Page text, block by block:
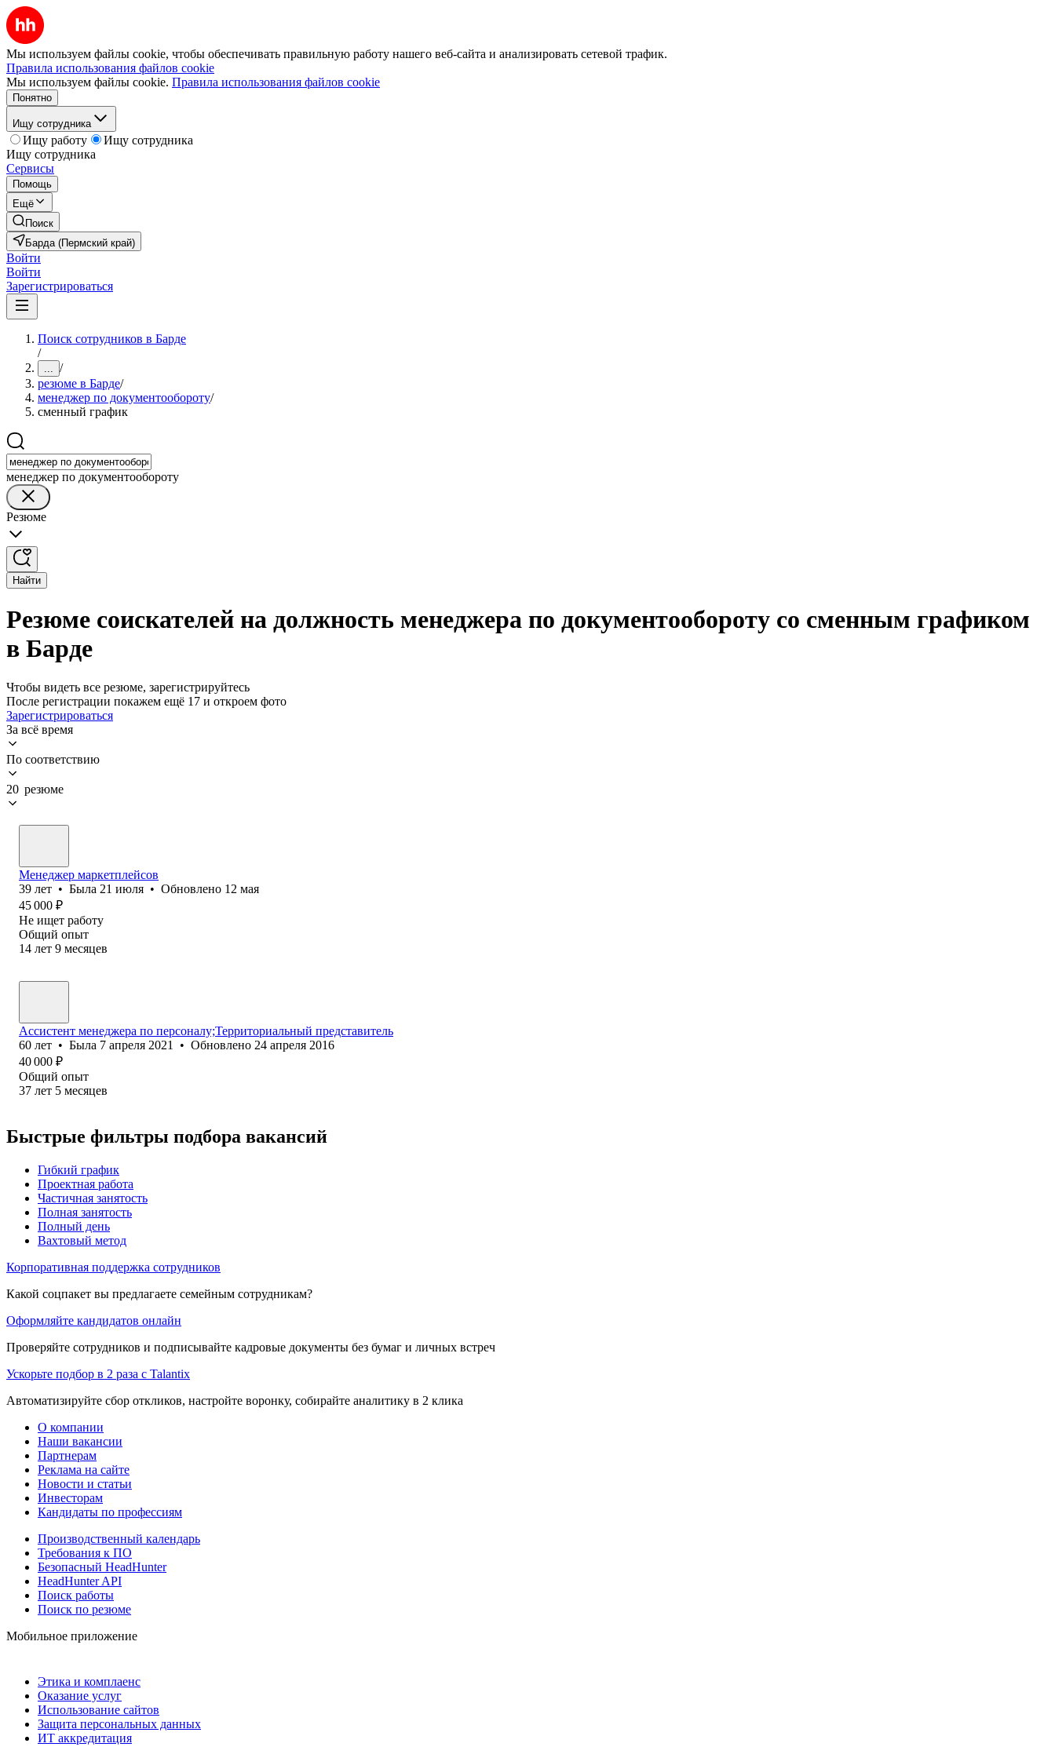
Мы используем файлы cookie, чтобы обеспечивать правильную работу нашего веб-сайта и анализировать сетевой трафик.
Правила использования файлов cookie
Мы используем файлы cookie. Правила использования файлов cookie
Понятно
Ищу сотрудника
Ищу работу
Ищу сотрудника
Ищу сотрудника
Сервисы
Помощь
Ещё
Поиск
Барда (Пермский край)
Войти
Войти
Зарегистрироваться
Поиск сотрудников в Барде
/
... /
резюме в Барде/
менеджер по документообороту/
сменный график
менеджер по документообороту
Резюме
Найти
Резюме соискателей на должность менеджера по документообороту со сменным графиком
в Барде
Чтобы видеть все резюме, зарегистрируйтесь
После регистрации покажем ещё 17 и откроем фото
Зарегистрироваться
За всё время
По соответствию
20 резюме
Менеджер маркетплейсов
39 лет • Была 21 июля • Обновлено 12 мая
45 000 ₽
Не ищет работу
Общий опыт
14 лет 9 месяцев
Ассистент менеджера по персоналу;Территориальный представитель
60 лет • Была 7 апреля 2021 • Обновлено 24 апреля 2016
40 000 ₽
Общий опыт
37 лет 5 месяцев
Быстрые фильтры подбора вакансий
Гибкий график
Проектная работа
Частичная занятость
Полная занятость
Полный день
Вахтовый метод
Корпоративная поддержка сотрудников
Какой соцпакет вы предлагаете семейным сотрудникам?
Оформляйте кандидатов онлайн
Проверяйте сотрудников и подписывайте кадровые документы без бумаг и личных встреч
Ускорьте подбор в 2 раза с Talantix
Автоматизируйте сбор откликов, настройте воронку, собирайте аналитику в 2 клика
О компании
Наши вакансии
Партнерам
Реклама на сайте
Новости и статьи
Инвесторам
Кандидаты по профессиям
Производственный календарь
Требования к ПО
Безопасный HeadHunter
HeadHunter API
Поиск работы
Поиск по резюме
Мобильное приложение
Этика и комплаенс
Оказание услуг
Использование сайтов
Защита персональных данных
ИТ аккредитация